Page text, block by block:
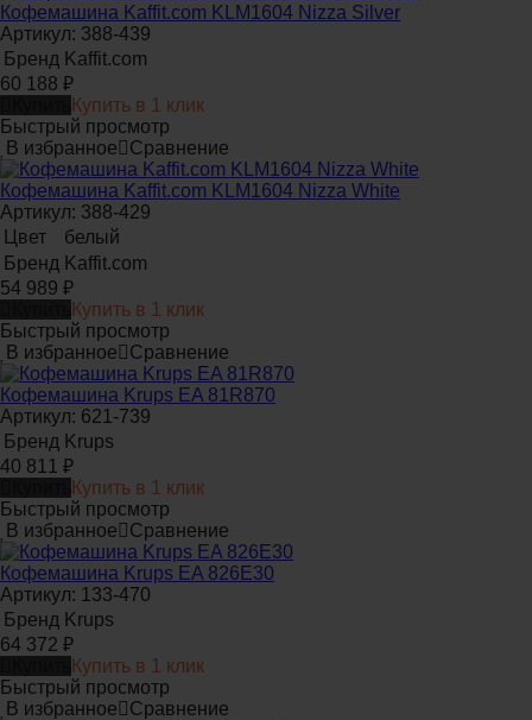
Кофемашина Kaffit.com KLM1604 Nizza Silver
Артикул: 388-439
Бренд Kaffit.com
60 188 ₽
Купить в 1 клик
Быстрый просмотр
В избранное
Сравнение
Кофемашина Kaffit.com KLM1604 Nizza White
Артикул: 388-429
Цвет
белый
Бренд Kaffit.com
54 989 ₽
Купить в 1 клик
Быстрый просмотр
В избранное
Сравнение
Кофемашина Krups EA 81R870
Артикул: 621-739
Бренд Krups
40 811 ₽
Купить в 1 клик
Быстрый просмотр
В избранное
Сравнение
Кофемашина Krups EA 826E30
Артикул: 133-470
Бренд Krups
64 372 ₽
Купить в 1 клик
Быстрый просмотр
В избранное
Сравнение